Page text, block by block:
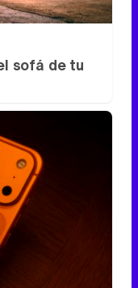
sofá de tu